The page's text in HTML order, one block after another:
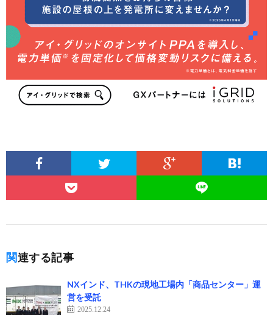
関連する記事
NXインド、THKの現地工場内「商品センター」運
営を受託
2025.12.24